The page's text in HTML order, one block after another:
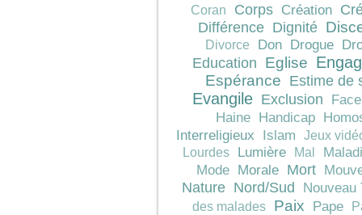
Coran Corps Création
Différence Dignité
Divorce Don Drogue
Education Eglise
Espérance Estime de
Evangile Exclusion
Haine Handicap
Interreligieux Islam
Jeux
Lourdes
Lumière Mal
Mode
Morale Mort
Nature Nord/Sud Nouveau
des malades Paix Pape